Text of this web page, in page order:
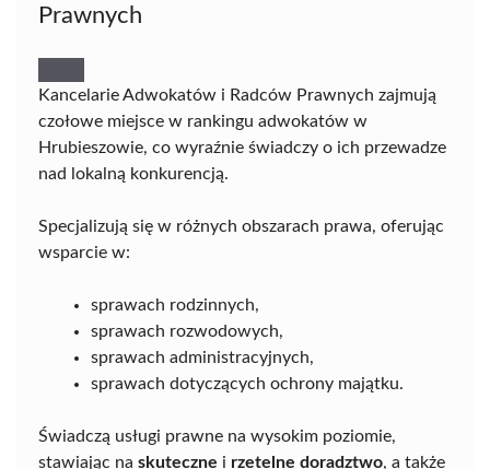
Prawnych
Kancelarie Adwokatów i Radców Prawnych zajmują
czołowe miejsce w rankingu adwokatów w
Hrubieszowie, co wyraźnie świadczy o ich przewadze
nad lokalną konkurencją.
Specjalizują się w różnych obszarach prawa, oferując
wsparcie w:
sprawach rodzinnych,
sprawach rozwodowych,
sprawach administracyjnych,
sprawach dotyczących ochrony majątku.
Świadczą usługi prawne na wysokim poziomie,
stawiając na skuteczne i rzetelne doradztwo, a także